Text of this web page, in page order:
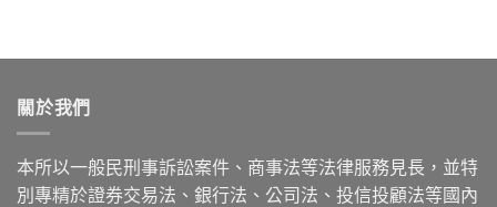
關於我們
本所以一般民刑事訴訟案件、商事法等法律服務見長，並特
別專精於證券交易法、銀行法、公司法、投信投顧法等國內